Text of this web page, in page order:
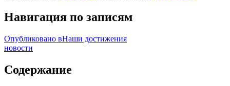
Навигация по записям
Опубликовано вНаши достижения
новости
Содержание